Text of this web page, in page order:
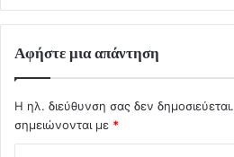
Αφήστε μια απάντηση
Η ηλ. διεύθυνση σας δεν δημοσιεύεται.
σημειώνονται με *